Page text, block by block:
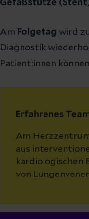
Gefäßstütze
Am Folgetag wird
Diagnostik
Patient:innen
Erfahrenes
Am
aus
kardiologischen
von